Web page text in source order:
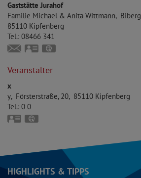
Gaststätte Jurahof
Familie Michael & Anita Wittmann Biberg
85110 Kipfenberg
Tel.: 08466 341
anita.wittmann.biberg@web.de
vCard
Veranstalter
x
y Försterstraße, 20 85110 Kipfenberg
Tel.: 0 0
vCard
HIGHLIGHTS & TIPPS